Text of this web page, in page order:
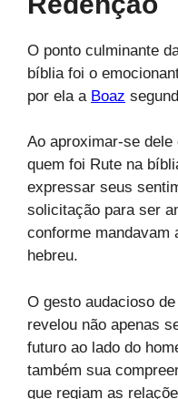
O ponto culminante
bíblia foi o
por ela a Boaz
Ao aproximar-se dele
quem foi Rute na
expressar seus
solicitação para ser
conforme mandavam
hebreu.
O gesto audacioso
revelou não apenas
futuro ao lado do
também sua
que regiam as